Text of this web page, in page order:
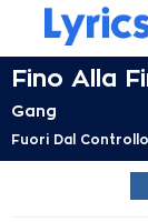
Fino Alla
Gang
Fuori Dal Controllo